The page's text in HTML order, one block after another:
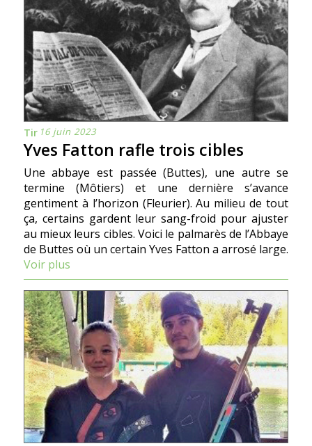
Tir 16 juin 2023
Yves Fatton rafle trois cibles
Une abbaye est passée (Buttes), une autre se
termine (Môtiers) et une dernière s’avance
gentiment à l’horizon (Fleurier). Au milieu de tout
ça, certains gardent leur sang-froid pour ajuster
au mieux leurs cibles. Voici le palmarès de l’Abbaye
de Buttes où un certain Yves Fatton a arrosé large.
Voir plus